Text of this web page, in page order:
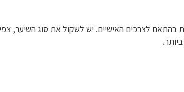
לצרכים האישיים. יש לשקול את סוג השיער,